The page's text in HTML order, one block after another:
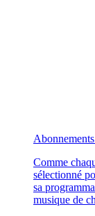
Abonnements
Comme
sélectionné
sa
musique de